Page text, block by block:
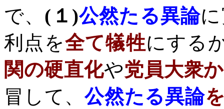
で、 ( １ )公然たる異論
利点を全て犠牲にする
関の硬直化や党員大衆
冒して、公然たる異論